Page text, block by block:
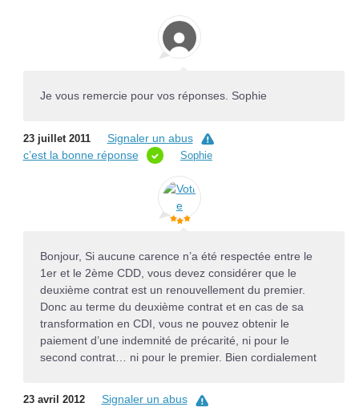
Je vous remercie pour vos réponses. Sophie
23 juillet 2011
Signaler un abus
c’est la bonne réponse
Sophie
Bonjour, Si aucune carence n’a été respectée entre le
1er et le 2ème CDD, vous devez considérer que le
deuxième contrat est un renouvellement du premier.
Donc au terme du deuxième contrat et en cas de sa
transformation en CDI, vous ne pouvez obtenir le
paiement d’une indemnité de précarité, ni pour le
second contrat… ni pour le premier. Bien cordialement
23 avril 2012
Signaler un abus